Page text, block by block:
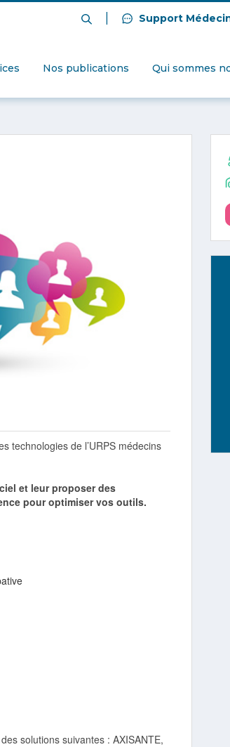
Support
Nos publications Qui sommes
technologies de l’URPS médecins
et leur proposer des
pour optimiser vos outils.
solutions suivantes : AXISANTE,